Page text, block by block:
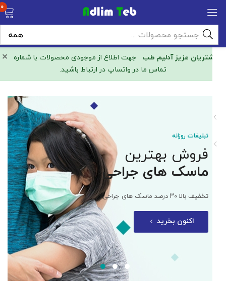
× مشتریان عزیز آدلیم طبجهت اطلاع از موجودی محصولات با شماره
تماس ما در واتساپ در ارتباط باشید.
0
تبلیغات روزانه
فروش بهترین
ماسک های جراحی
تخفیف بالا ۳۰ درصد ماسک های جراحی
اکنون بخرید